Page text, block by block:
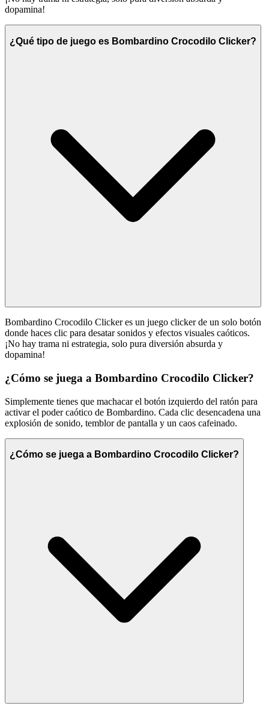
dopamina!
¿Qué tipo de juego es Bombardino Crocodilo Clicker?
Bombardino Crocodilo Clicker es un juego clicker de un solo botón
donde haces clic para desatar sonidos y efectos visuales caóticos.
¡No hay trama ni estrategia, solo pura diversión absurda y
dopamina!
¿Cómo se juega a Bombardino Crocodilo Clicker?
Simplemente tienes que machacar el botón izquierdo del ratón para
activar el poder caótico de Bombardino. Cada clic desencadena una
explosión de sonido, temblor de pantalla y un caos cafeinado.
¿Cómo se juega a Bombardino Crocodilo Clicker?